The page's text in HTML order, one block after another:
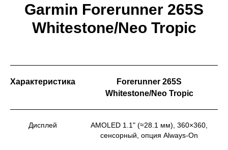
Garmin Forerunner 265S
Whitestone/Neo Tropic
Характеристика
Forerunner 265S
Whitestone/Neo Tropic
Дисплей
AMOLED 1.1" (≈28.1 мм), 360×360,
сенсорный, опция Always-On